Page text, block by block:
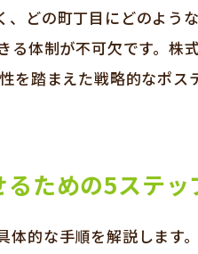
、どの町丁目にどのよう
体制が不可欠です。株
を踏まえた戦略的なポス
ための5ステッ
的な手順を解説します